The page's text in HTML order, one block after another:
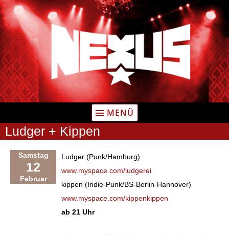
Zum
Inhalt
springen
MENÜ
Ludger + Kippen
Samstag
12
Februar
Ludger (Punk/Hamburg)
www.myspace.com/ludgerei
kippen (Indie-Punk/BS-Berlin-Hannover)
www.myspace.com/kippenkippen
ab 21 Uhr